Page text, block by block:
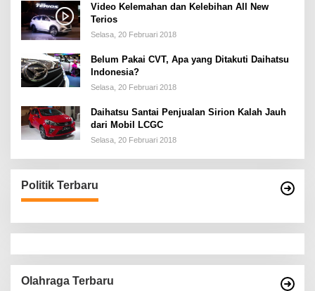
Video Kelemahan dan Kelebihan All New
Terios
Selasa, 20 Februari 2018
Belum Pakai CVT, Apa yang Ditakuti Daihatsu
Indonesia?
Selasa, 20 Februari 2018
Daihatsu Santai Penjualan Sirion Kalah Jauh
dari Mobil LCGC
Selasa, 20 Februari 2018
Politik Terbaru
Olahraga Terbaru